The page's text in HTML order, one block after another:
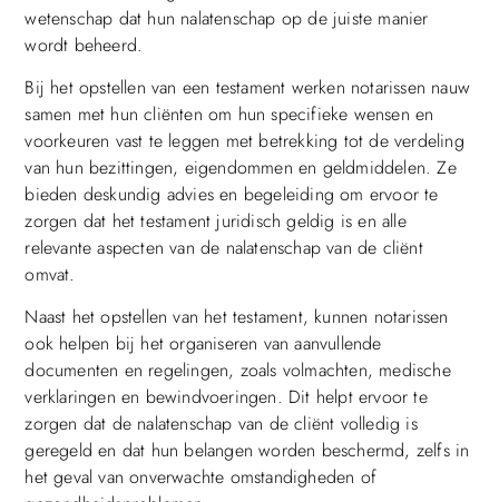
wetenschap dat hun nalatenschap op de juiste manier
wordt beheerd.
Bij het opstellen van een testament werken notarissen nauw
samen met hun cliënten om hun specifieke wensen en
voorkeuren vast te leggen met betrekking tot de verdeling
van hun bezittingen, eigendommen en geldmiddelen. Ze
bieden deskundig advies en begeleiding om ervoor te
zorgen dat het testament juridisch geldig is en alle
relevante aspecten van de nalatenschap van de cliënt
omvat.
Naast het opstellen van het testament, kunnen notarissen
ook helpen bij het organiseren van aanvullende
documenten en regelingen, zoals volmachten, medische
verklaringen en bewindvoeringen. Dit helpt ervoor te
zorgen dat de nalatenschap van de cliënt volledig is
geregeld en dat hun belangen worden beschermd, zelfs in
het geval van onverwachte omstandigheden of